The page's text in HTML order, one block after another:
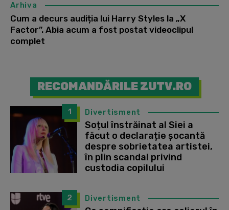
Arhiva
Cum a decurs audiția lui Harry Styles la „X
Factor”. Abia acum a fost postat videoclipul
complet
RECOMANDĂRILE ZUTV.RO
1 Divertisment
Soțul înstrăinat al Siei a
făcut o declarație șocantă
despre sobrietatea artistei,
în plin scandal privind
custodia copilului
2 Divertisment